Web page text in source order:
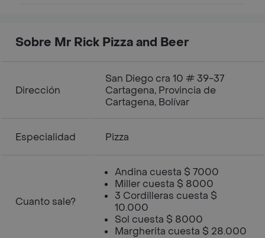
Sobre Mr Rick Pizza and Beer
Dirección
San Diego cra 10 # 39-37
Cartagena, Provincia de
Cartagena, Bolívar
Especialidad Pizza
Cuanto sale?
Andina cuesta $ 7000
Miller cuesta $ 8000
3 Cordilleras cuesta $
10.000
Sol cuesta $ 8000
Margherita cuesta $ 28.000